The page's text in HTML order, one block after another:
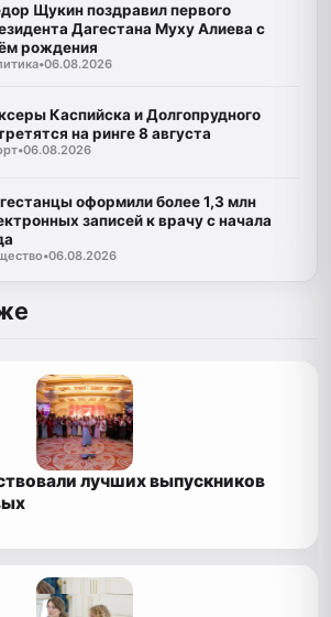
Щукин поздравил первого
Дагестана Муху Алиева с
рождения
•06.08.2026
Каспийска и Долгопрудного
на ринге 8 августа
•06.08.2026
оформили более 1,3 млн
записей к врачу с начала
•06.08.2026
лучших выпускников